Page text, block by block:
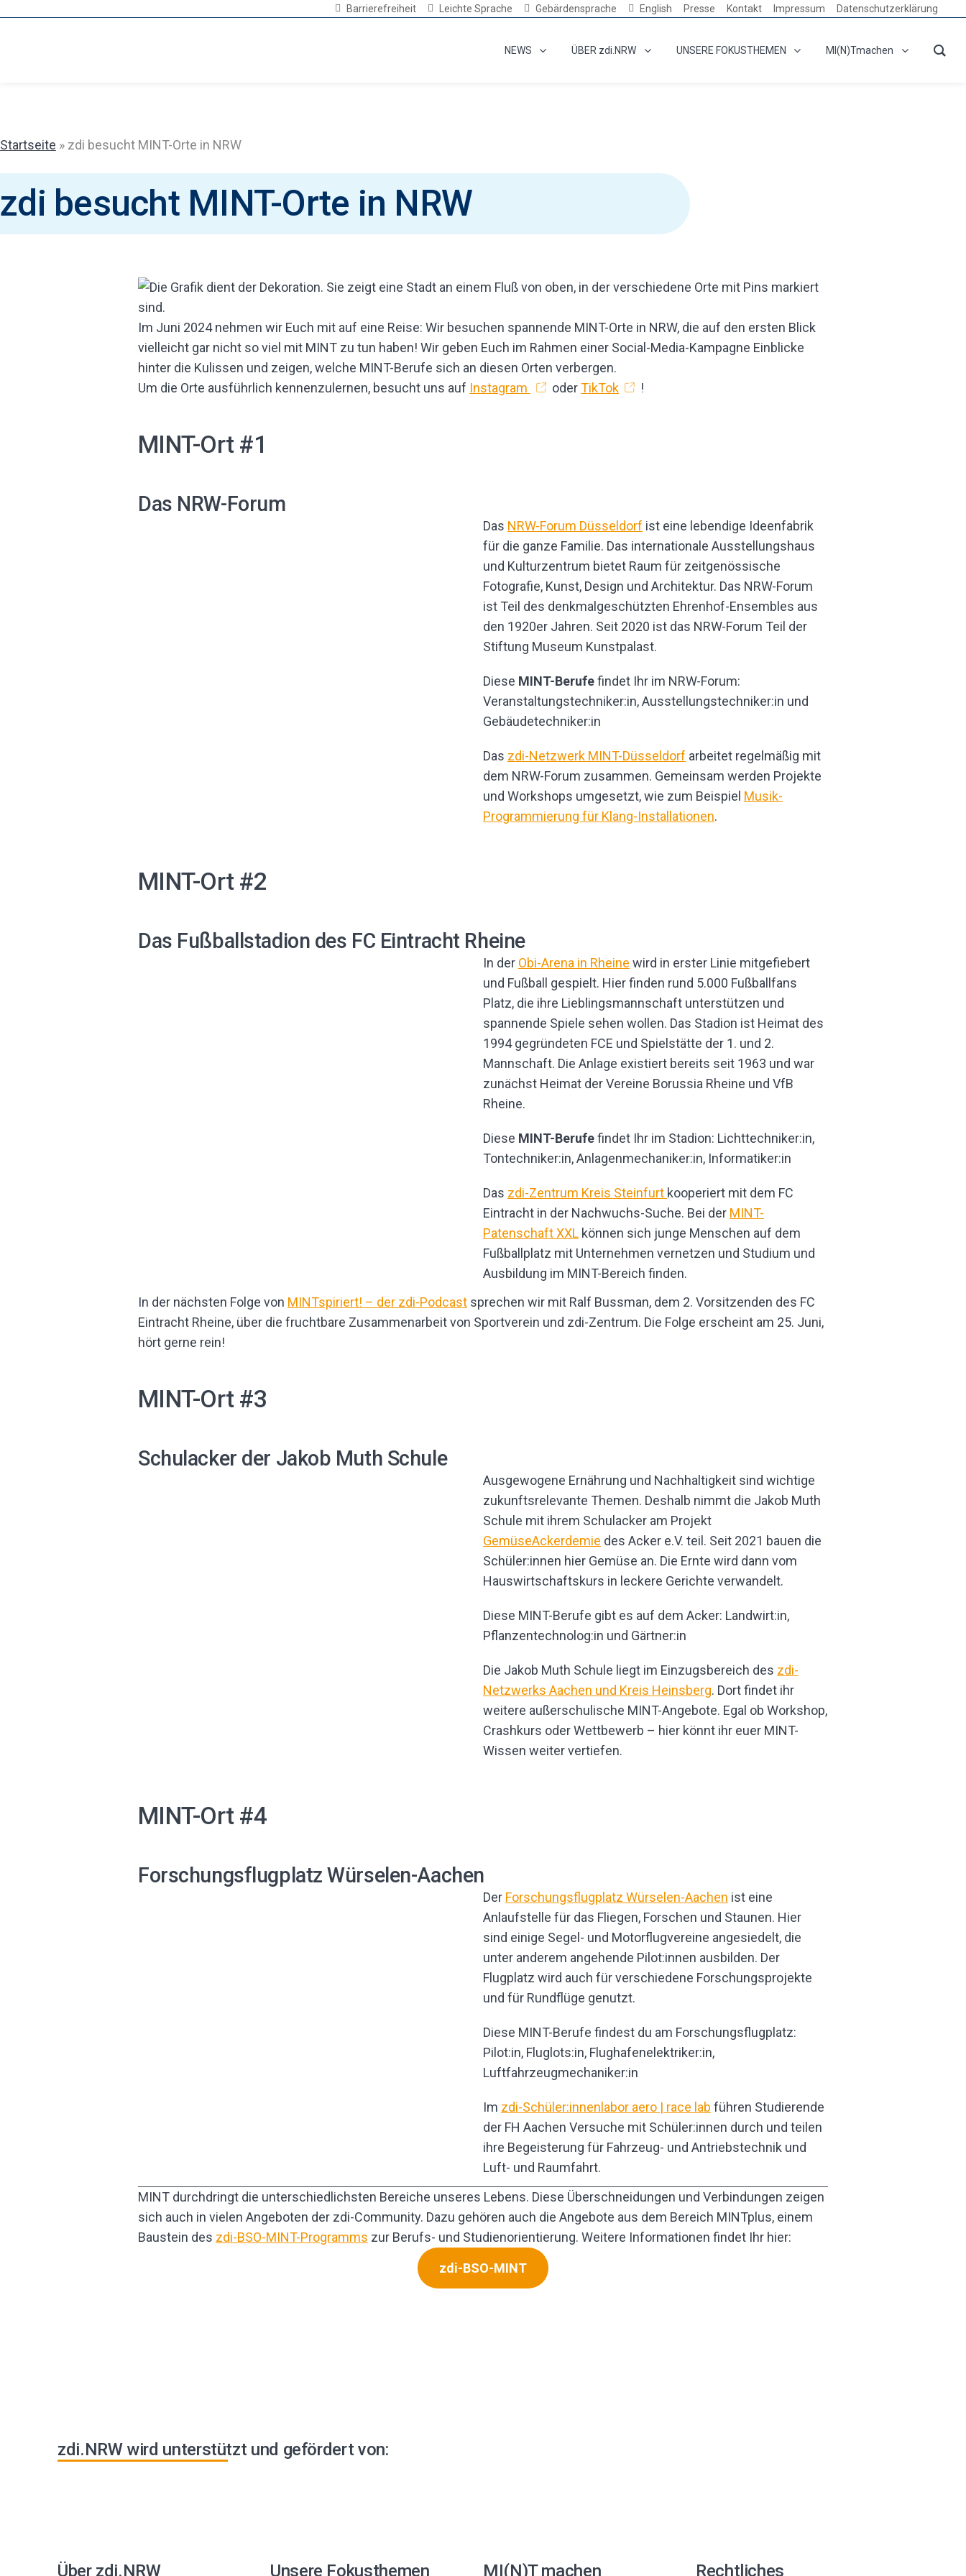
Barrierefreiheit Leichte Sprache Gebärdensprache English Presse Kontakt Impressum Datenschutzerklärung
NEWS ÜBER zdi.NRW UNSERE FOKUSTHEMEN MI(N)Tmachen
springen
Startseite » zdi besucht MINT-Orte in NRW
zdi besucht MINT-Orte in NRW
Im Juni 2024 nehmen wir Euch mit auf eine Reise: Wir besuchen spannende MINT-Orte in NRW, die auf den ersten Blick
vielleicht gar nicht so viel mit MINT zu tun haben! Wir geben Euch im Rahmen einer Social-Media-Kampagne Einblicke
hinter die Kulissen und zeigen, welche MINT-Berufe sich an diesen Orten verbergen.
Um die Orte ausführlich kennenzulernen, besucht uns auf Instagram oderTikTok !
MINT-Ort #1
Das NRW-Forum
Das NRW-Forum Düsseldorf ist eine lebendige Ideenfabrik
für die ganze Familie. Das internationale Ausstellungshaus
und Kulturzentrum bietet Raum für zeitgenössische
Fotografie, Kunst, Design und Architektur. Das NRW-Forum
ist Teil des denkmalgeschützten Ehrenhof-Ensembles aus
den 1920er Jahren. Seit 2020 ist das NRW-Forum Teil der
Stiftung Museum Kunstpalast.
Diese MINT-Berufefindet Ihr im NRW-Forum:
Veranstaltungstechniker:in, Ausstellungstechniker:in und
Gebäudetechniker:in
Das zdi-Netzwerk MINT-Düsseldorf arbeitet regelmäßig mit
dem NRW-Forum zusammen. Gemeinsam werden Projekte
und Workshops umgesetzt, wie zum Beispiel Musik-
Programmierung für Klang-Installationen.
MINT-Ort #2
Das Fußballstadion des FC Eintracht Rheine
In der Obi-Arena in Rheine wird in erster Linie mitgefiebert
und Fußball gespielt. Hier finden rund 5.000 Fußballfans
Platz, die ihre Lieblingsmannschaft unterstützen und
spannende Spiele sehen wollen. Das Stadion ist Heimat des
1994 gegründeten FCE und Spielstätte der 1. und 2.
Mannschaft. Die Anlage existiert bereits seit 1963 und war
zunächst Heimat der Vereine Borussia Rheine und VfB
Rheine.
Diese MINT-Berufefindet Ihr im Stadion: Lichttechniker:in,
Tontechniker:in, Anlagenmechaniker:in, Informatiker:in
Das zdi-Zentrum Kreis Steinfurt kooperiert mit dem FC
Eintracht in der Nachwuchs-Suche. Bei der MINT-
Patenschaft XXL können sich junge Menschen auf dem
Fußballplatz mit Unternehmen vernetzen und Studium und
Ausbildung im MINT-Bereich finden.
In der nächsten Folge von MINTspiriert! – der zdi-Podcast sprechen wir mit Ralf Bussman, dem 2. Vorsitzenden des FC
Eintracht Rheine, über die fruchtbare Zusammenarbeit von Sportverein und zdi-Zentrum. Die Folge erscheint am 25. Juni,
hört gerne rein!
MINT-Ort #3
Schulacker der Jakob Muth Schule
Ausgewogene Ernährung und Nachhaltigkeit sind wichtige
zukunftsrelevante Themen. Deshalb nimmt die Jakob Muth
Schule mit ihrem Schulacker am Projekt
GemüseAckerdemie des Acker e.V. teil. Seit 2021 bauen die
Schüler:innen hier Gemüse an. Die Ernte wird dann vom
Hauswirtschaftskurs in leckere Gerichte verwandelt.
Diese MINT-Berufe gibt es auf dem Acker: Landwirt:in,
Pflanzentechnolog:in und Gärtner:in
Die Jakob Muth Schule liegt im Einzugsbereich des zdi-
Netzwerks Aachen und Kreis Heinsberg. Dort findet ihr
weitere außerschulische MINT-Angebote. Egal ob Workshop,
Crashkurs oder Wettbewerb – hier könnt ihr euer MINT-
Wissen weiter vertiefen.
MINT-Ort #4
Forschungsflugplatz Würselen-Aachen
Der Forschungsflugplatz Würselen-Aachen ist eine
Anlaufstelle für das Fliegen, Forschen und Staunen. Hier
sind einige Segel- und Motorflugvereine angesiedelt, die
unter anderem angehende Pilot:innen ausbilden. Der
Flugplatz wird auch für verschiedene Forschungsprojekte
und für Rundflüge genutzt.
Diese MINT-Berufe findest du am Forschungsflugplatz:
Pilot:in, Fluglots:in, Flughafenelektriker:in,
Luftfahrzeugmechaniker:in
Im zdi-Schüler:innenlabor aero | race lab führen Studierende
der FH Aachen Versuche mit Schüler:innen durch und teilen
ihre Begeisterung für Fahrzeug- und Antriebstechnik und
Luft- und Raumfahrt.
MINT durchdringt die unterschiedlichsten Bereiche unseres Lebens. Diese Überschneidungen und Verbindungen zeigen
sich auch in vielen Angeboten der zdi-Community. Dazu gehören auch die Angebote aus dem Bereich MINTplus, einem
Baustein des zdi-BSO-MINT-Programms zur Berufs- und Studienorientierung. Weitere Informationen findet Ihr hier:
zdi-BSO-MINT
zdi.NRW wird unterstützt und gefördert von:
Über zdi.NRW Unsere Fokusthemen MI(N)T machen Rechtliches